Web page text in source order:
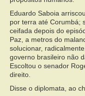
Eduardo Saboia
por terra até Corumbá;
ceifada depois do
Paz, a metros do
solucionar,
governo brasileiro não
Escoltou o senador
direito.
Disse o diplomata, ao